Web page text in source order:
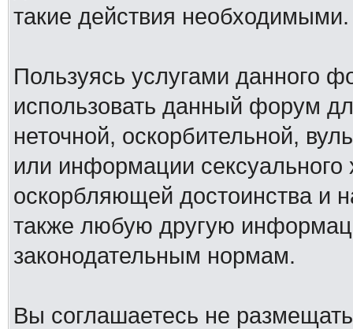
такие действия необходимыми.
Пользуясь услугами данного
использовать данный форум
неточной, оскорбительной,
или информации
оскорбляющей достоинства и
также любую другую
законодательным нормам.
Вы соглашаетесь не